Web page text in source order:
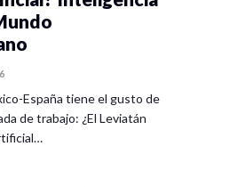
España tiene el gusto de
de trabajo: ¿El Leviatán